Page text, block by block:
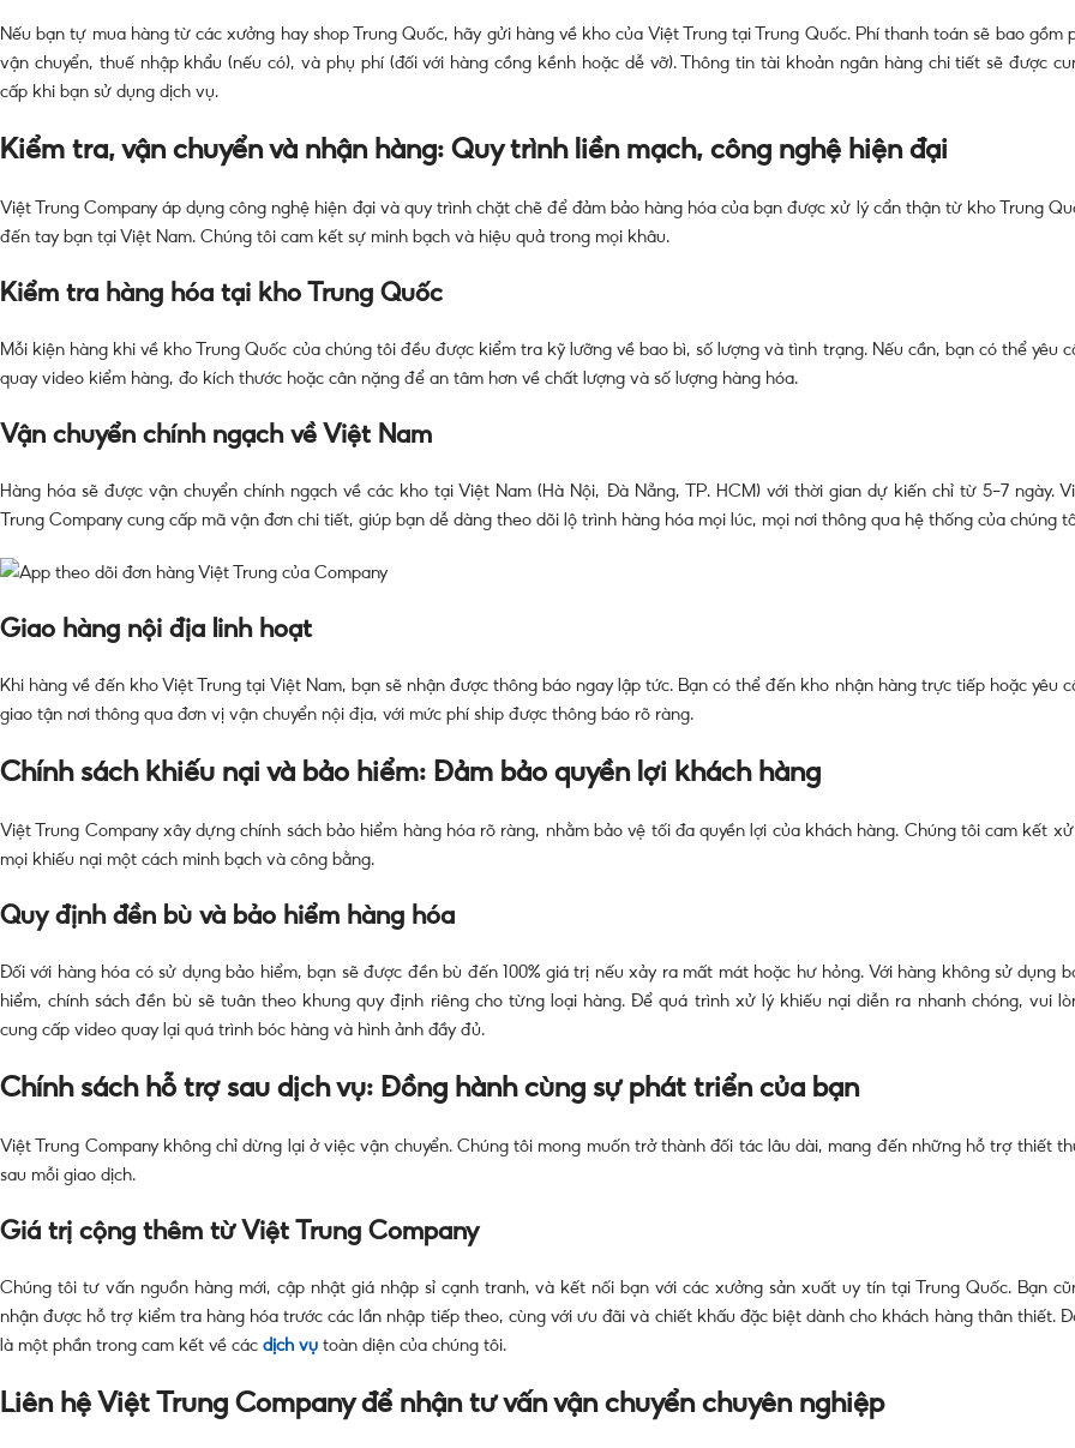
Nếu bạn tự mua hàng từ các xưởng hay shop Trung Quốc, hãy gửi hàng về kho của Việt Trung tại Trung Quốc. Phí thanh toán sẽ bao gồm
vận chuyển, thuế nhập khẩu (nếu có), và phụ phí (đối với hàng cồng kềnh hoặc dễ vỡ). Thông tin tài khoản ngân hàng chi tiết sẽ được
cấp khi bạn sử dụng dịch vụ.
Kiểm tra, vận chuyển và nhận hàng: Quy trình liền mạch, công nghệ hiện đại
Việt Trung Company áp dụng công nghệ hiện đại và quy trình chặt chẽ để đảm bảo hàng hóa của bạn được xử lý cẩn thận từ kho Trung
đến tay bạn tại Việt Nam. Chúng tôi cam kết sự minh bạch và hiệu quả trong mọi khâu.
Kiểm tra hàng hóa tại kho Trung Quốc
Mỗi kiện hàng khi về kho Trung Quốc của chúng tôi đều được kiểm tra kỹ lưỡng về bao bì, số lượng và tình trạng. Nếu cần, bạn có thể yêu
quay video kiểm hàng, đo kích thước hoặc cân nặng để an tâm hơn về chất lượng và số lượng hàng hóa.
Vận chuyển chính ngạch về Việt Nam
Hàng hóa sẽ được vận chuyển chính ngạch về các kho tại Việt Nam (Hà Nội, Đà Nẵng, TP. HCM) với thời gian dự kiến chỉ từ 5-7 ngày.
Trung Company cung cấp mã vận đơn chi tiết, giúp bạn dễ dàng theo dõi lộ trình hàng hóa mọi lúc, mọi nơi thông qua hệ thống của chúng
Giao hàng nội địa linh hoạt
Khi hàng về đến kho Việt Trung tại Việt Nam, bạn sẽ nhận được thông báo ngay lập tức. Bạn có thể đến kho nhận hàng trực tiếp hoặc yêu
giao tận nơi thông qua đơn vị vận chuyển nội địa, với mức phí ship được thông báo rõ ràng.
Chính sách khiếu nại và bảo hiểm: Đảm bảo quyền lợi khách hàng
Việt Trung Company xây dựng chính sách bảo hiểm hàng hóa rõ ràng, nhằm bảo vệ tối đa quyền lợi của khách hàng. Chúng tôi cam kết
mọi khiếu nại một cách minh bạch và công bằng.
Quy định đền bù và bảo hiểm hàng hóa
Đối với hàng hóa có sử dụng bảo hiểm, bạn sẽ được đền bù đến 100% giá trị nếu xảy ra mất mát hoặc hư hỏng. Với hàng không sử dụng
hiểm, chính sách đền bù sẽ tuân theo khung quy định riêng cho từng loại hàng. Để quá trình xử lý khiếu nại diễn ra nhanh chóng, vui
cung cấp video quay lại quá trình bóc hàng và hình ảnh đầy đủ.
Chính sách hỗ trợ sau dịch vụ: Đồng hành cùng sự phát triển của bạn
Việt Trung Company không chỉ dừng lại ở việc vận chuyển. Chúng tôi mong muốn trở thành đối tác lâu dài, mang đến những hỗ trợ thiết
sau mỗi giao dịch.
Giá trị cộng thêm từ Việt Trung Company
Chúng tôi tư vấn nguồn hàng mới, cập nhật giá nhập sỉ cạnh tranh, và kết nối bạn với các xưởng sản xuất uy tín tại Trung Quốc. Bạn
nhận được hỗ trợ kiểm tra hàng hóa trước các lần nhập tiếp theo, cùng với ưu đãi và chiết khấu đặc biệt dành cho khách hàng thân thiết.
là một phần trong cam kết về các dịch vụ toàn diện của chúng tôi.
Liên hệ Việt Trung Company để nhận tư vấn vận chuyển chuyên nghiệp